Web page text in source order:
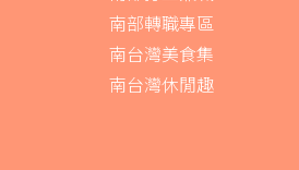
南部轉職專區
南台灣美食集
南台灣休閒趣